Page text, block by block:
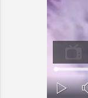
Yükleniyor: